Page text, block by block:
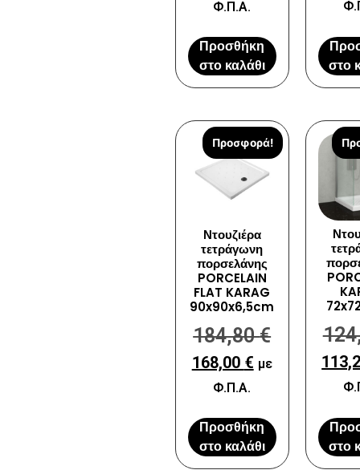
Φ.Π.Α.
Προσθήκη
στο καλάθι
στο
Προσφορά!
Ντουζιέρα
τετράγωνη
πορσελάνης
PORCELAIN
FLAT KARAG
90x90x6,5cm
184,80€
168,00 € με
Φ.Π.Α.
Προσθήκη
στο καλάθι
στο